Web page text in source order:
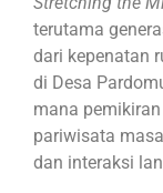
terutama
dari kepenatan
di Desa
mana
pariwisata
dan interaksi